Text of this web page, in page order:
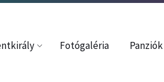
Fotógaléria Panziók